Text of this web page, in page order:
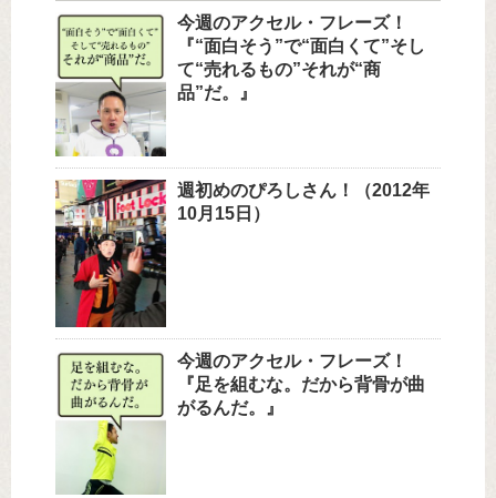
今週のアクセル・フレーズ！
『“面白そう”で“面白くて”そし
て“売れるもの”それが“商
品”だ。』
週初めのぴろしさん！（2012年
10月15日）
今週のアクセル・フレーズ！
『足を組むな。だから背骨が曲
がるんだ。』